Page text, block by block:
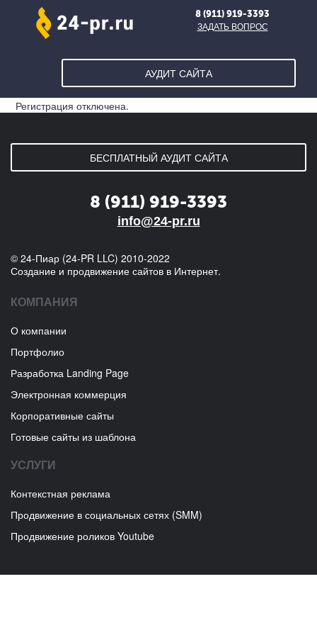
8 (911) 919-3393
ЗАДАТЬ ВОПРОС
АУДИТ САЙТА
Регистрация отключена.
БЕСПЛАТНЫЙ АУДИТ САЙТА
8 (911) 919-3393
info@24-pr.ru
© 24-Пиар (24-PR LLC) 2010-2022
Создание и продвижение сайтов в Интернет.
КОМПАНИЯ
О компании
Портфолио
Разработка Landing Page
Электронная коммерция
Корпоративные сайты
Готовые сайты из шаблона
УСЛУГИ
Контекстная реклама
Продвижение в социальных сетях (SMM)
Продвижение роликов Youtube